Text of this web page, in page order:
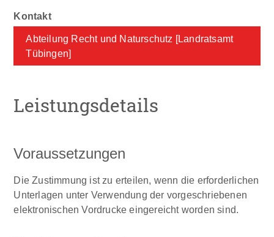
Abteilung Recht und Naturschutz [Landratsamt
Tübingen]
Leistungsdetails
Voraussetzungen
Die Zustimmung ist zu erteilen, wenn die erforderlichen
Unterlagen unter Verwendung der vorgeschriebenen
elektronischen Vordrucke eingereicht worden sind.